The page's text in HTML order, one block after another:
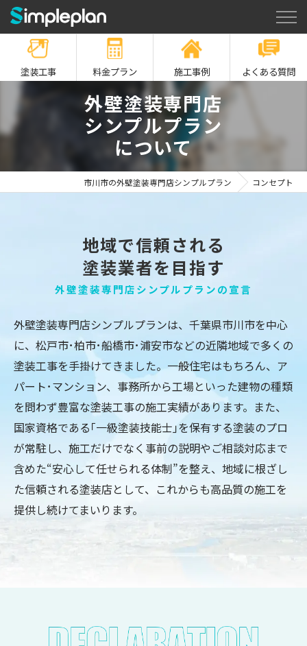
塗装工事 料金プラン 施工事例 よくある質問
外壁塗装専門店
シンプルプラン
について
市川市の外壁塗装専門店シンプルプラン コンセプト
地域で信頼される
塗装業者を目指す
外壁塗装専門店シンプルプランの宣言
外壁塗装専門店シンプルプランは、千葉県市川市を中心
に、松戸市･柏市･船橋市･浦安市などの近隣地域で多くの
塗装工事を手掛けてきました。一般住宅はもちろん、ア
パート･マンション、事務所から工場といった建物の種類
を問わず豊富な塗装工事の施工実績があります。また、
国家資格である｢一級塗装技能士｣を保有する塗装のプロ
が常駐し、施工だけでなく事前の説明やご相談対応まで
含めた“安心して任せられる体制”を整え、地域に根ざし
た信頼される塗装店として、これからも高品質の施工を
提供し続けてまいります。